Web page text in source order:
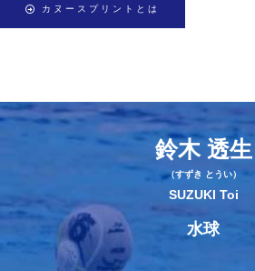
カヌースプリントとは
鈴木 透生
（すずき とうい）
SUZUKI Toi
水球